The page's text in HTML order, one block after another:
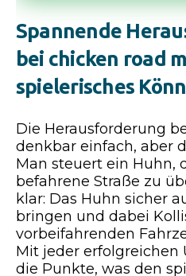
Spannende
bei chicken road
spielerisches
Die Herausforderung
denkbar einfach, aber
Man steuert ein Huhn,
befahrene Straße zu
klar: Das Huhn sicher
bringen und dabei
vorbeifahrenden
Mit jeder erfolgreichen
die Punkte, was den